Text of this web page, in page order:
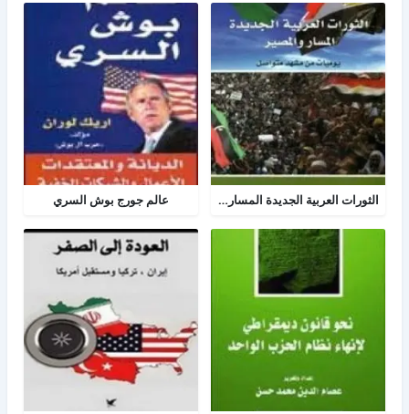
الثورات العربية الجديدة المسار والمصير عالم جورج بوش السري